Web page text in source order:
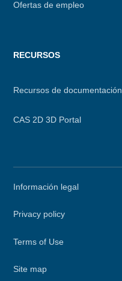
Ofertas de empleo
RECURSOS
Recursos de documentación
CAS 2D 3D Portal
Información legal
Privacy policy
Terms of Use
Site map